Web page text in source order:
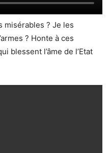
misérables ? Je les
? Honte à ces
blessent l’âme de l’Etat